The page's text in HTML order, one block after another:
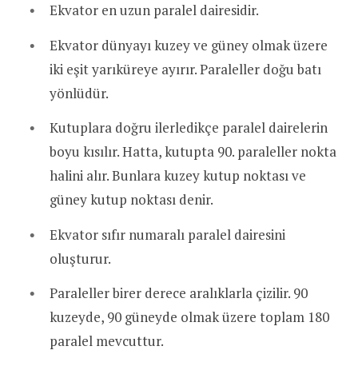
Ekvator en uzun paralel dairesidir.
Ekvator dünyayı kuzey ve güney olmak üzere
iki eşit yarıküreye ayırır. Paraleller doğu batı
yönlüdür.
Kutuplara doğru ilerledikçe paralel dairelerin
boyu kısılır. Hatta, kutupta 90. paraleller nokta
halini alır. Bunlara kuzey kutup noktası ve
güney kutup noktası denir.
Ekvator sıfır numaralı paralel dairesini
oluşturur.
Paraleller birer derece aralıklarla çizilir. 90
kuzeyde, 90 güneyde olmak üzere toplam 180
paralel mevcuttur.